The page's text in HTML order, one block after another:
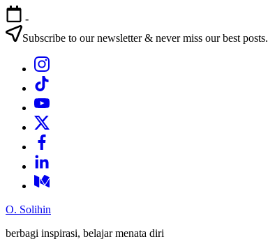
Skip
to
content
-
Subscribe to our newsletter & never miss our best posts.
Bagian
Menu
Bagian
Menu
Bagian
Bagian
Menu
Bagian
Menu
Bagian
Menu
Bagian
Menu
O. Solihin
berbagi inspirasi, belajar menata diri